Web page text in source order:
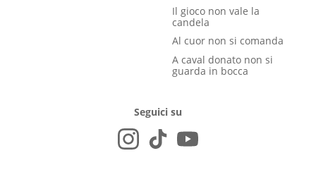
Il gioco non vale la
candela
Al cuor non si comanda
A caval donato non si
guarda in bocca
Seguici su